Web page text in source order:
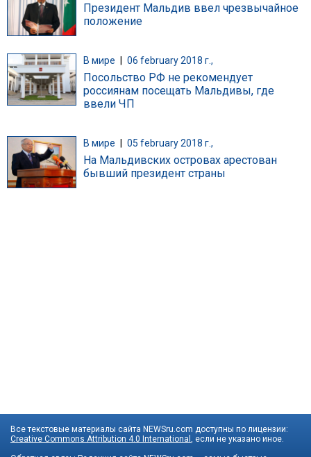
Президент Мальдив ввел чрезвычайное
положение
В мире 06 february 2018 г.,
Посольство РФ не рекомендует
россиянам посещать Мальдивы, где
ввели ЧП
В мире 05 february 2018 г.,
На Мальдивских островах арестован
бывший президент страны
Все текстовые материалы сайта NEWSru.com доступны по лицензии:
Creative Commons Attribution 4.0 International , если не указано иное.